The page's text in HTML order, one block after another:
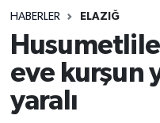
HABERLER ELAZIĞ
eve kurşun
yaralı
Spor
Teknoloji